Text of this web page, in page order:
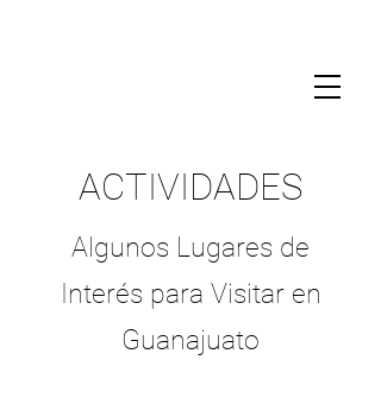
ACTIVIDADES
Algunos Lugares de
Interés para Visitar en
Guanajuato